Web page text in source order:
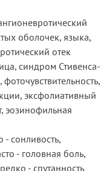
оболочек, языка,
отек
синдром Стивенса-
эксфолиативный
эозинофильная
- сонливость,
- головная боль,
- спутанность